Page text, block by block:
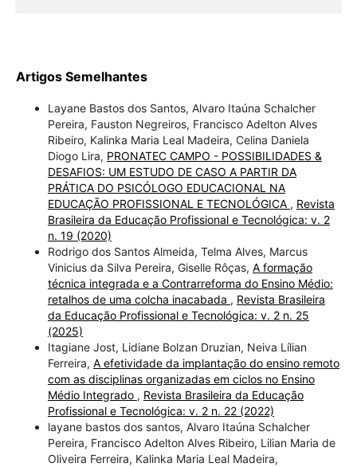
Artigos Semelhantes
Layane Bastos dos Santos, Alvaro Itaúna Schalcher
Pereira, Fauston Negreiros, Francisco Adelton Alves
Ribeiro, Kalinka Maria Leal Madeira, Celina Daniela
Diogo Lira, PRONATEC CAMPO - POSSIBILIDADES &
DESAFIOS: UM ESTUDO DE CASO A PARTIR DA
PRÁTICA DO PSICÓLOGO EDUCACIONAL NA
EDUCAÇÃO PROFISSIONAL E TECNOLÓGICA , Revista
Brasileira da Educação Profissional e Tecnológica: v. 2
n. 19 (2020)
Rodrigo dos Santos Almeida, Telma Alves, Marcus
Vinicius da Silva Pereira, Giselle Rôças, A formação
técnica integrada e a Contrarreforma do Ensino Médio:
retalhos de uma colcha inacabada , Revista Brasileira
da Educação Profissional e Tecnológica: v. 2 n. 25
(2025)
Itagiane Jost, Lidiane Bolzan Druzian, Neiva Lílian
Ferreira, A efetividade da implantação do ensino remoto
com as disciplinas organizadas em ciclos no Ensino
Médio Integrado , Revista Brasileira da Educação
Profissional e Tecnológica: v. 2 n. 22 (2022)
layane bastos dos santos, Alvaro Itaúna Schalcher
Pereira, Francisco Adelton Alves Ribeiro, Lilian Maria de
Oliveira Ferreira, Kalinka Maria Leal Madeira,